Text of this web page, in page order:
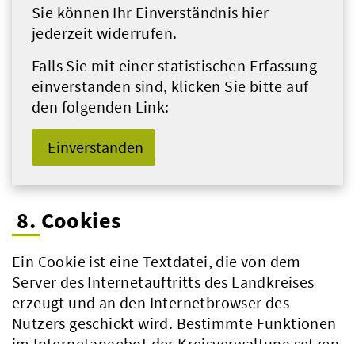
Sie können Ihr Einverständnis hier
jederzeit widerrufen.
Falls Sie mit einer statistischen Erfassung
einverstanden sind, klicken Sie bitte auf
den folgenden Link:
Einverstanden
8. Cookies
Ein Cookie ist eine Textdatei, die von dem
Server des Internetauftritts des Landkreises
erzeugt und an den Internetbrowser des
Nutzers geschickt wird. Bestimmte Funktionen